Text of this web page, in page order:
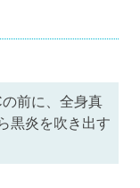
前に、全身真
黒炎を吹き出す